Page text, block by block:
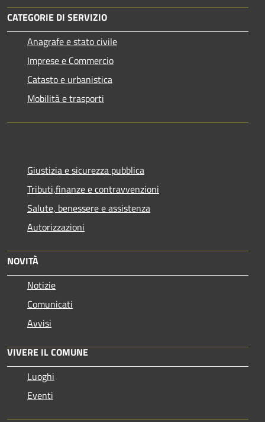
CATEGORIE DI SERVIZIO
Anagrafe e stato civile
Imprese e Commercio
Catasto e urbanistica
Mobilità e trasporti
Giustizia e sicurezza pubblica
Tributi,finanze e contravvenzioni
Salute, benessere e assistenza
Autorizzazioni
NOVITÀ
Notizie
Comunicati
Avvisi
VIVERE IL COMUNE
Luoghi
Eventi